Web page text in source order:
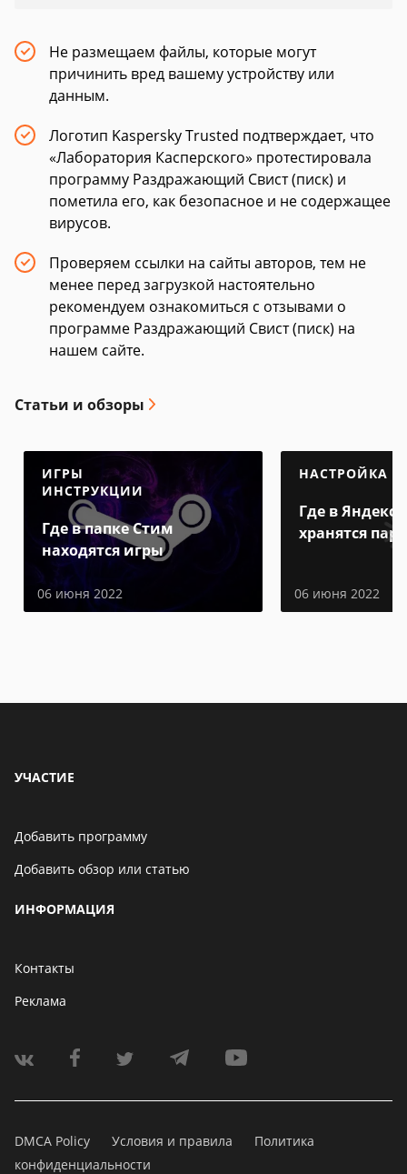
Не размещаем файлы, которые могут
причинить вред вашему устройству или
данным.
Логотип Kaspersky Trusted подтверждает, что
«Лаборатория Касперского» протестировала
программу Pаздражающий Cвист (писк) и
пометила его, как безопасное и не содержащее
вирусов.
Проверяем ссылки на сайты авторов, тем не
менее перед загрузкой настоятельно
рекомендуем ознакомиться с отзывами о
программе Pаздражающий Cвист (писк) на
нашем сайте.
Статьи и обзоры
ИГРЫ
ИНСТРУКЦИИ
Где в папке Стим
находятся игры
06 июня 2022
НАСТРОЙКА
Где в Яндекс
хранятся
06 июня 2022
УЧАСТИЕ
Добавить программу
Добавить обзор или статью
ИНФОРМАЦИЯ
Контакты
Реклама
DMCA Policy Условия и правила
Политика
конфиденциальности